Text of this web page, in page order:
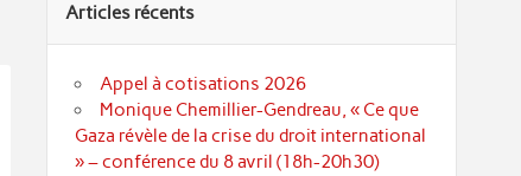
Articles récents
Appel à cotisations 2026
Monique Chemillier-Gendreau, « Ce que
Gaza révèle de la crise du droit international
» – conférence du 8 avril (18h-20h30)